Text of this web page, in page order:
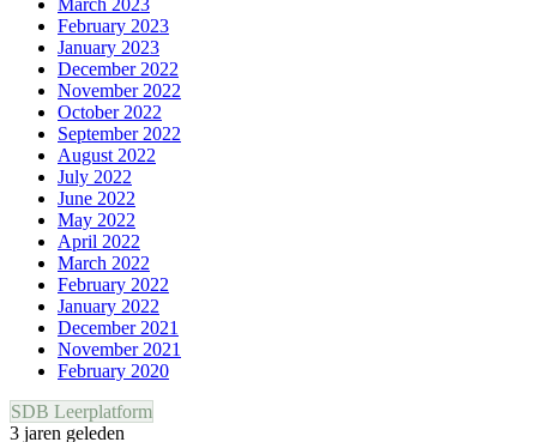
February 2023
January 2023
December 2022
November 2022
October 2022
September 2022
August 2022
July 2022
June 2022
May 2022
April 2022
March 2022
February 2022
January 2022
December 2021
November 2021
February 2020
SDB Leerplatform
3 jaren geleden